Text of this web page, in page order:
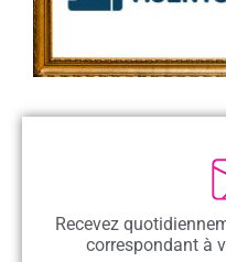
Recevez
correspondant à